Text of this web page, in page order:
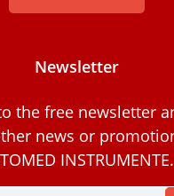
Newsletter
the free newsletter
news or
INSTRUMENTE.